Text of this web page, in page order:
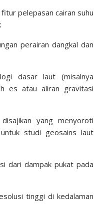
pelepasan cairan suhu
perairan dangkal dan
dasar laut (misalnya
es atau aliran gravitasi
yang menyoroti
studi geosains laut
dari dampak pukat pada
tinggi di kedalaman